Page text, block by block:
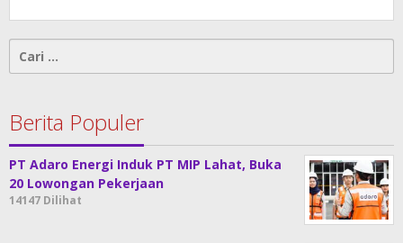
Cari
Berita Populer
PT Adaro Energi Induk PT MIP Lahat, Buka
20 Lowongan Pekerjaan
14147 Dilihat